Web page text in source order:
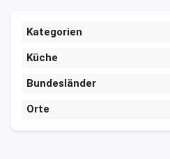
Kategorien
Küche
Bundesländer
Orte